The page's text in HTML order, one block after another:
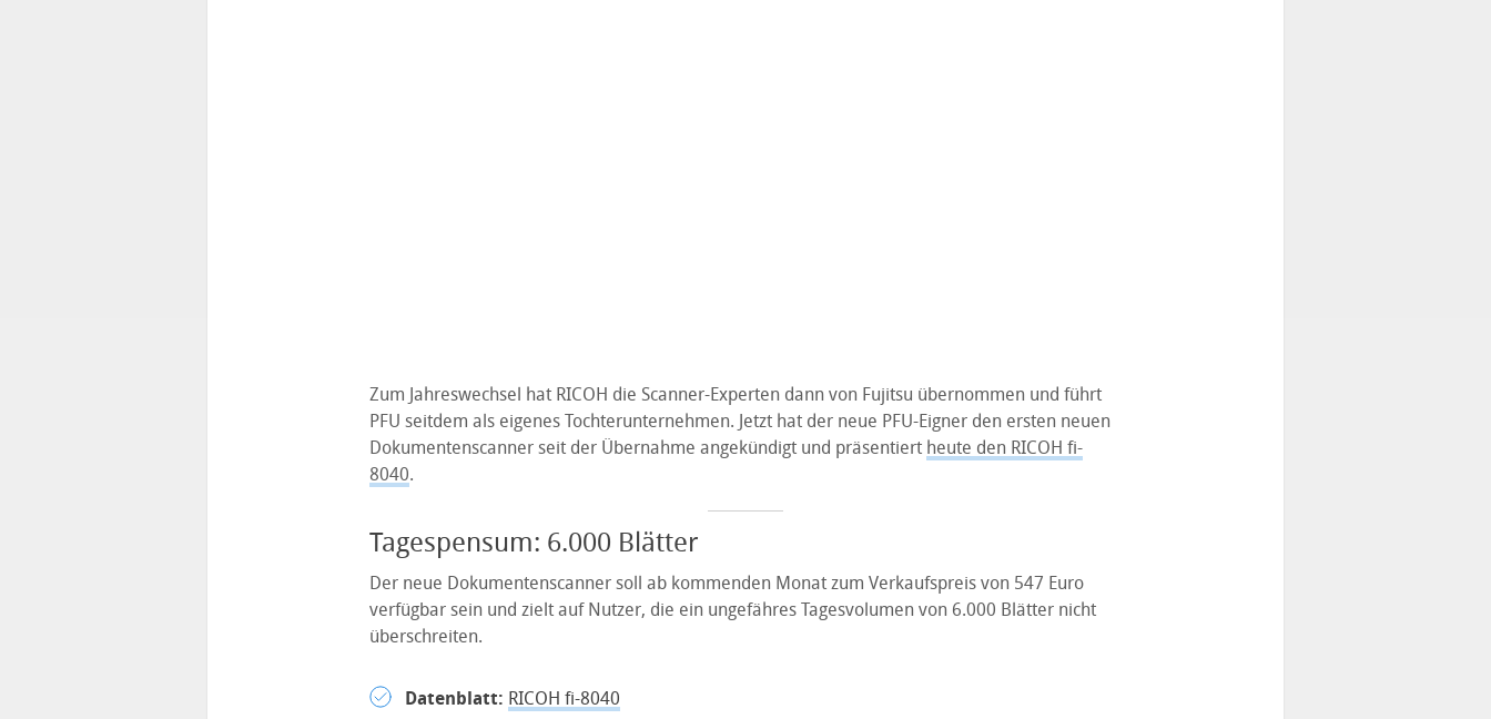
Zum Jahreswechsel hat RICOH die Scanner-Experten dann von Fujitsu übernommen und führt
PFU seitdem als eigenes Tochterunternehmen. Jetzt hat der neue PFU-Eigner den ersten neuen
Dokumentenscanner seit der Übernahme angekündigt und präsentiert heute den RICOH fi-
8040.
Tagespensum: 6.000 Blätter
Der neue Dokumentenscanner soll ab kommenden Monat zum Verkaufspreis von 547 Euro
verfügbar sein und zielt auf Nutzer, die ein ungefähres Tagesvolumen von 6.000 Blätter nicht
überschreiten.
Datenblatt: RICOH fi-8040